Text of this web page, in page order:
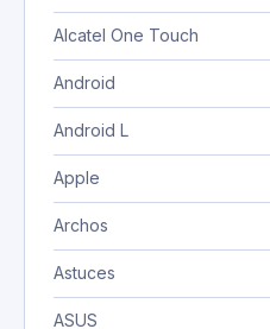
Alcatel One Touch
Android
Android L
Apple
Archos
Astuces
ASUS